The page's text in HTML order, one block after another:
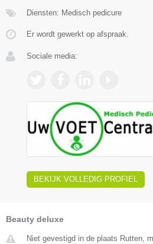
Diensten: Medisch pedicure
Er wordt gewerkt op afspraak.
Sociale media:
BEKIJK VOLLEDIG PROFIEL
Beauty deluxe
Niet gevestigd in de plaats Rutten,